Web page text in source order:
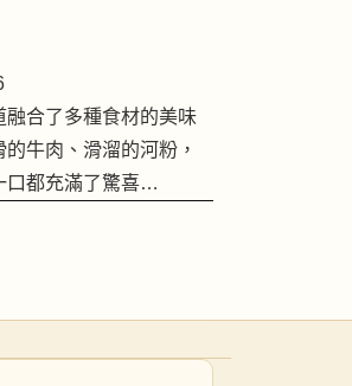
融合了多種食材的美味
牛肉、滑溜的河粉，
口都充滿了驚喜…